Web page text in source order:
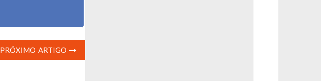
PRÓXIMO ARTIGO